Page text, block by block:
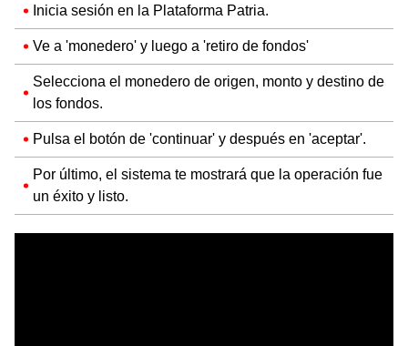
Inicia sesión en la Plataforma Patria.
Ve a 'monedero' y luego a 'retiro de fondos'
Selecciona el monedero de origen, monto y destino de
los fondos.
Pulsa el botón de 'continuar' y después en 'aceptar'.
Por último, el sistema te mostrará que la operación fue
un éxito y listo.